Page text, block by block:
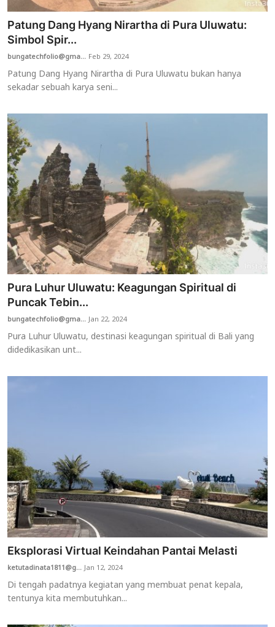
Patung Dang Hyang Nirartha di Pura Uluwatu:
Simbol Spir...
bungatechfolio@gma... Feb 29, 2024
Patung Dang Hyang Nirartha di Pura Uluwatu bukan hanya
sekadar sebuah karya seni...
Pura Luhur Uluwatu: Keagungan Spiritual di
Puncak Tebin...
bungatechfolio@gma...Jan 22, 2024
Pura Luhur Uluwatu, destinasi keagungan spiritual di Bali yang
didedikasikan unt...
Eksplorasi Virtual Keindahan Pantai Melasti
ketutadinata1811@g...Jan 12, 2024
Di tengah padatnya kegiatan yang membuat penat kepala,
tentunya kita membutuhkan...